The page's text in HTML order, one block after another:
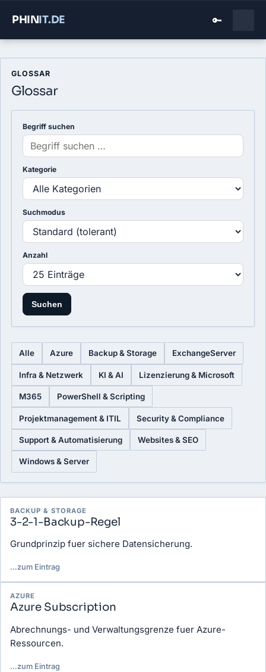
PHINIT.DE 🔑
GLOSSAR
Glossar
Begriff suchen
Kategorie
Suchmodus
Anzahl
Suchen
Alle Azure Backup & Storage ExchangeServer
Infra & Netzwerk KI & AI Lizenzierung & Microsoft
M365 PowerShell & Scripting
Projektmanagement & ITIL Security & Compliance
Support & Automatisierung Websites & SEO
Windows & Server
Glossar-Übersicht
BACKUP & STORAGE
3-2-1-Backup-Regel
Grundprinzip fuer sichere Datensicherung.
…zum Eintrag
AZURE
Azure Subscription
Abrechnungs- und Verwaltungsgrenze fuer Azure-
Ressourcen.
…zum Eintrag